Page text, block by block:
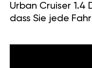
Urban Cruiser 1.4
dass Sie jede